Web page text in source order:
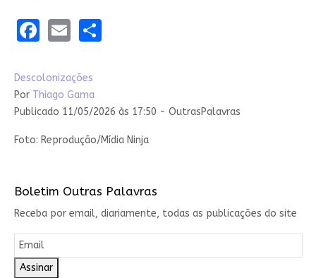
Facebook
EmailShare
Descolonizações
Por Thiago Gama
Publicado 11/05/2026 às 17:50 - OutrasPalavras
Foto: Reprodução/Mídia Ninja
Boletim Outras Palavras
Receba por email, diariamente, todas as publicações do site
Assinar